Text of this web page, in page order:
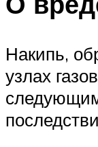
Накипь,
узлах